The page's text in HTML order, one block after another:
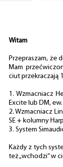
Witam
Przepraszam, że
Mam
ciut przekraczają
1. Wzmacniacz
Excite lub DM,
2. Wzmacniacz
SE + kolumny
3. System
Każdy z tych
też „wchodzi” w